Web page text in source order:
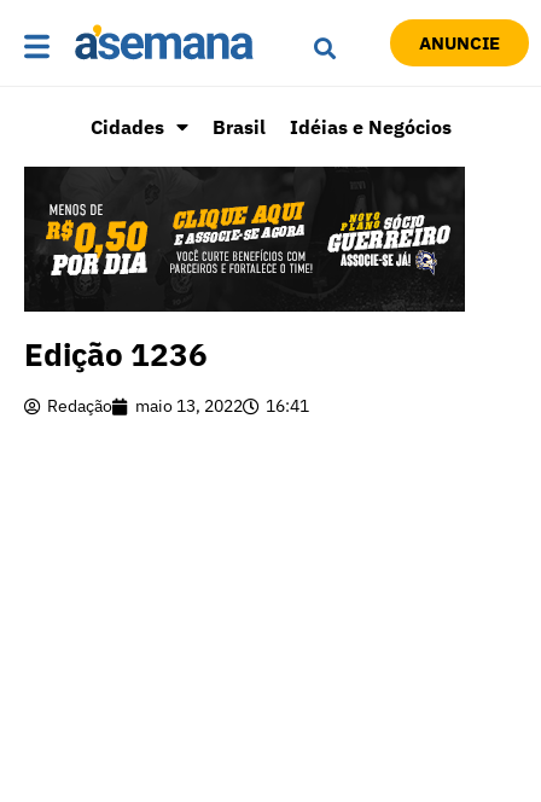
ANUNCIE
Cidades Brasil Idéias e Negócios
Edição 1236
Redação maio 13, 2022 16:41